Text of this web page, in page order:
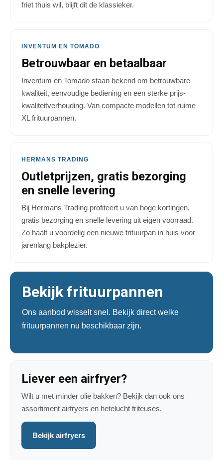
friet thuis wil, blijft dit de klassieker.
INVENTUM EN TOMADO
Betrouwbaar en betaalbaar
Inventum en Tomado staan bekend om betrouwbare
kwaliteit, eenvoudige bediening en een sterke prijs-
kwaliteitverhouding. Van compacte modellen tot ruime
XL frituurpannen.
HERMANS TRADING
Outletprijzen, gratis bezorging
en snelle levering
Bij Hermans Trading profiteert u van hoge kortingen,
gratis bezorging en snelle levering uit eigen voorraad.
Zo haalt u voordelig een nieuwe frituurpan in huis voor
jarenlang bakplezier.
Bekijk frituurpannen
Ons aanbod wisselt snel. Bekijk direct welke
frituurpannen nu beschikbaar zijn.
Liever een airfryer?
Wilt u met minder olie bakken? Bekijk dan ook ons
assortiment airfryers en hetelucht friteuses.
Bekijk airfryers